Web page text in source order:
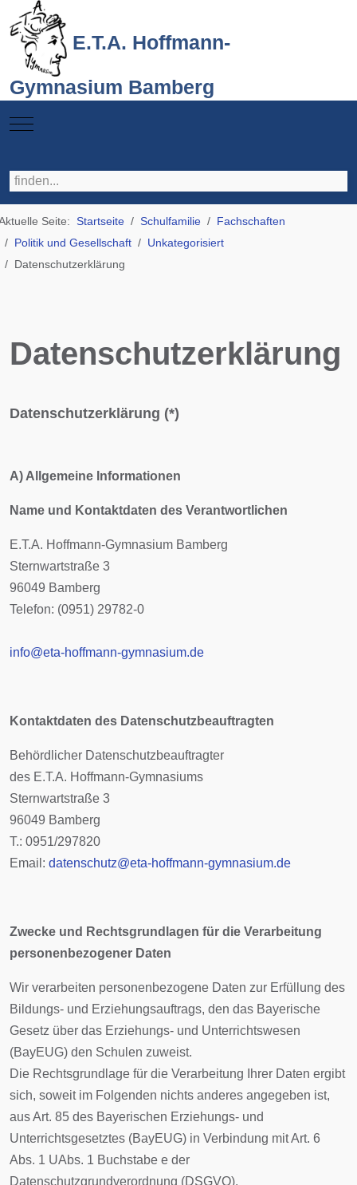
E.T.A. Hoffmann-
Gymnasium Bamberg
Mobile Menu Toggle
Seite: Startseite Schulfamilie
Fachschaften
Politik und Gesellschaft
Unkategorisiert
Datenschutzerklärung
Datenschutzerklärung
Datenschutzerklärung (*)
A) Allgemeine Informationen
Name und Kontaktdaten des Verantwortlichen
E.T.A. Hoffmann-Gymnasium Bamberg
Sternwartstraße 3
96049 Bamberg
Telefon: (0951) 29782-0
info@eta-hoffmann-gymnasium.de
Kontaktdaten des Datenschutzbeauftragten
Behördlicher Datenschutzbeauftragter
des E.T.A. Hoffmann-Gymnasiums
Sternwartstraße 3
96049 Bamberg
T.: 0951/297820
Email: datenschutz@eta-hoffmann-gymnasium.de
Zwecke und Rechtsgrundlagen für die Verarbeitung
personenbezogener Daten
Wir verarbeiten personenbezogene Daten zur Erfüllung des
Bildungs- und Erziehungsauftrags, den das Bayerische
Gesetz über das Erziehungs- und Unterrichtswesen
(BayEUG) den Schulen zuweist.
Die Rechtsgrundlage für die Verarbeitung Ihrer Daten ergibt
sich, soweit im Folgenden nichts anderes angegeben ist,
aus Art. 85 des Bayerischen Erziehungs- und
Unterrichtsgesetztes (BayEUG) in Verbindung mit Art. 6
Abs. 1 UAbs. 1 Buchstabe e der
Datenschutzgrundverordnung (DSGVO).